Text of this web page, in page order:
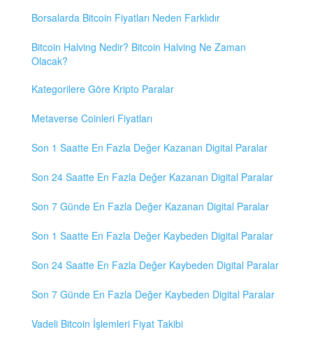
Borsalarda Bitcoin Fiyatları Neden Farklıdır
Bitcoin Halving Nedir? Bitcoin Halving Ne Zaman
Olacak?
Kategorilere Göre Kripto Paralar
Metaverse Coinleri Fiyatları
Son 1 Saatte En Fazla Değer Kazanan Digital Paralar
Son 24 Saatte En Fazla Değer Kazanan Digital Paralar
Son 7 Günde En Fazla Değer Kazanan Digital Paralar
Son 1 Saatte En Fazla Değer Kaybeden Digital Paralar
Son 24 Saatte En Fazla Değer Kaybeden Digital Paralar
Son 7 Günde En Fazla Değer Kaybeden Digital Paralar
Vadeli Bitcoin İşlemleri Fiyat Takibi